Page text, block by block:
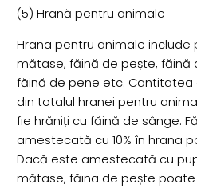
(5) Hrană pentru animale
Hrana pentru animale include
mătase, făină de pește, făină
făină de pene etc. Cantitatea
din totalul hranei pentru
fie hrăniți cu făină de sânge.
amestecată cu 10% în hrana
Dacă este amestecată cu
mătase, făina de pește